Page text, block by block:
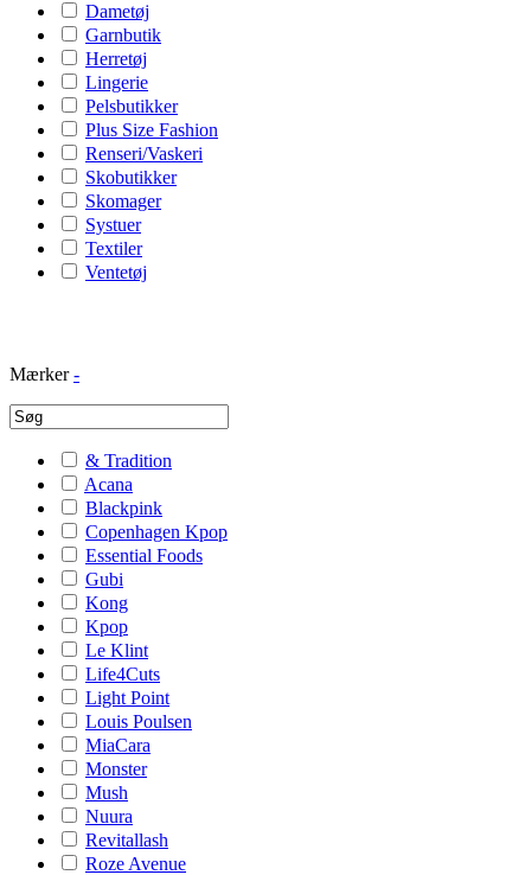
Dametøj
Garnbutik
Herretøj
Lingerie
Pelsbutikker
Plus Size Fashion
Renseri/Vaskeri
Skobutikker
Skomager
Systuer
Textiler
Ventetøj
Mærker -
& Tradition
Acana
Blackpink
Copenhagen Kpop
Essential Foods
Gubi
Kong
Kpop
Le Klint
Life4Cuts
Light Point
Louis Poulsen
MiaCara
Monster
Mush
Nuura
Revitallash
Roze Avenue